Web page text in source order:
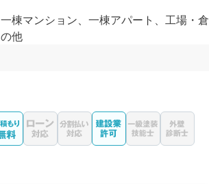
棟マンション、一棟アパート、工場・倉
他